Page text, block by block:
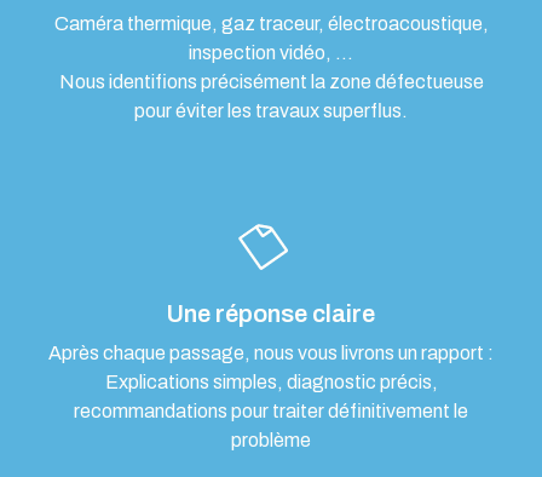
Caméra thermique, gaz traceur, électroacoustique,
inspection vidéo, …
Nous identifions précisément la zone défectueuse
pour éviter les travaux superflus.
Une réponse claire
Après chaque passage, nous vous livrons un rapport :
Explications simples, diagnostic précis,
recommandations pour traiter définitivement le
problème